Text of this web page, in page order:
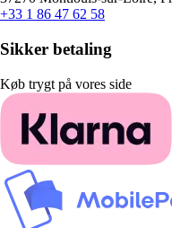
+33 1 86 47 62 58
Sikker betaling
Køb trygt på vores side